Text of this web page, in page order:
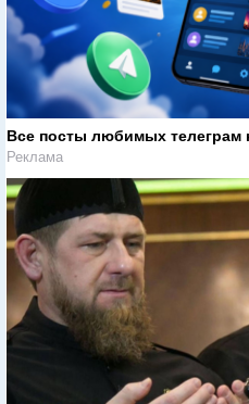
Все посты любимых телеграм
Реклама